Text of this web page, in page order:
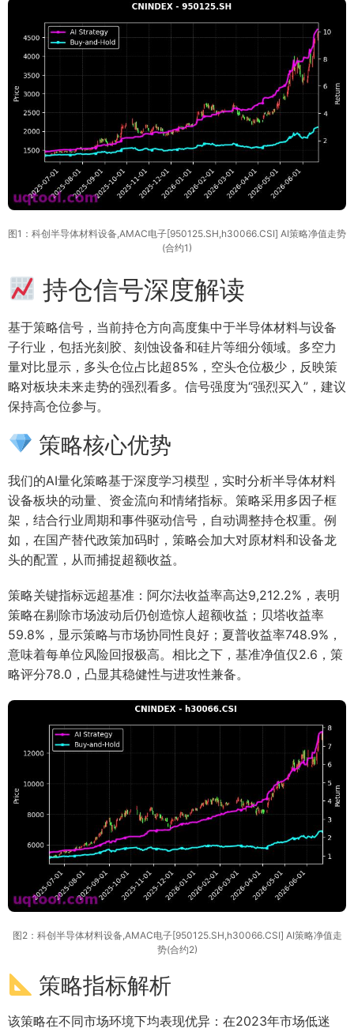
图1：科创半导体材料设备,AMAC电子[950125.SH,h30066.CSI] AI策略净值走势
(合约1)
持仓信号深度解读
基于策略信号，当前持仓方向高度集中于半导体材料与设备
子行业，包括光刻胶、刻蚀设备和硅片等细分领域。多空力
量对比显示，多头仓位占比超85%，空头仓位极少，反映策
略对板块未来走势的强烈看多。信号强度为“强烈买入”，建议
保持高仓位参与。
策略核心优势
我们的AI量化策略基于深度学习模型，实时分析半导体材料
设备板块的动量、资金流向和情绪指标。策略采用多因子框
架，结合行业周期和事件驱动信号，自动调整持仓权重。例
如，在国产替代政策加码时，策略会加大对原材料和设备龙
头的配置，从而捕捉超额收益。
策略关键指标远超基准：阿尔法收益率高达9,212.2%，表明
策略在剔除市场波动后仍创造惊人超额收益；贝塔收益率
59.8%，显示策略与市场协同性良好；夏普收益率748.9%，
意味着每单位风险回报极高。相比之下，基准净值仅2.6，策
略评分78.0，凸显其稳健性与进攻性兼备。
图2：科创半导体材料设备,AMAC电子[950125.SH,h30066.CSI] AI策略净值走
势(合约2)
策略指标解析
该策略在不同市场环境下均表现优异：在2023年市场低迷